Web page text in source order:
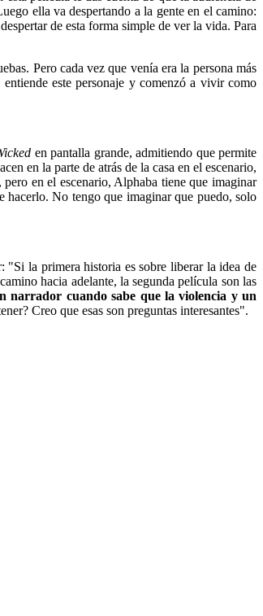
ella va despertando a la gente en el camino:
de esta forma simple de ver la vida. Para
Pero cada vez que venía era la persona más
este personaje y comenzó a vivir como
en pantalla grande, admitiendo que permite
en la parte de atrás de la casa en el escenario,
en el escenario, Alphaba tiene que imaginar
hacerlo. No tengo que imaginar que puedo, solo
"Si la primera historia es sobre liberar la idea de
hacia adelante, la segunda película son las
narrador cuando sabe que la violencia y un
Creo que esas son preguntas interesantes".